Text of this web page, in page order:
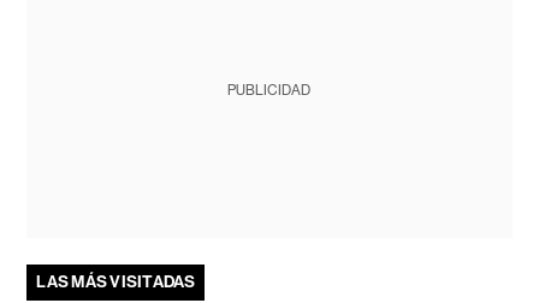
PUBLICIDAD
LAS MÁS VISITADAS